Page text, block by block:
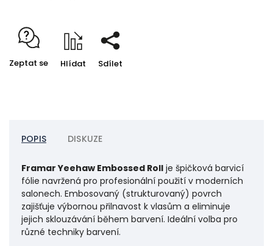
Zeptat se Hlídat Sdílet
POPIS DISKUZE
Framar Yeehaw Embossed Roll je špičková barvicí
fólie navržená pro profesionální použití v moderních
salonech. Embosovaný (strukturovaný) povrch
zajišťuje výbornou přilnavost k vlasům a eliminuje
jejich sklouzávání během barvení. Ideální volba pro
různé techniky barvení.